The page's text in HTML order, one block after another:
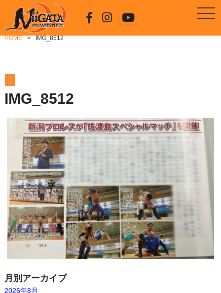
HOME IMG_8512
IMG_8512
月別アーカイブ
2026年8月